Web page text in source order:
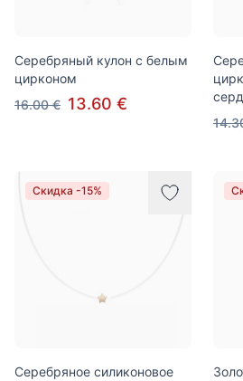
Серебряный кулон с белым
цирконом
16.00 € 13.60 €
Скидка -15%
Серебряное силиконовое